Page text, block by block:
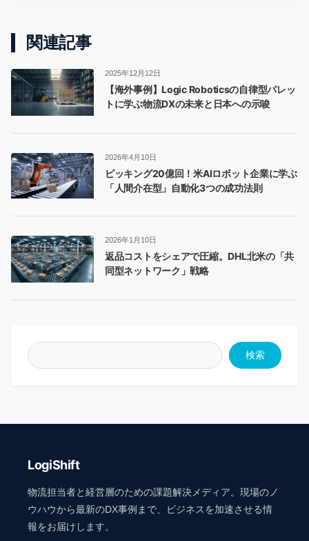
関連記事
2025年12月12日
【海外事例】Logic Roboticsの自律型パレッ
トに学ぶ物流DXの未来と日本への示唆
2026年4月10日
ピッキング20億回！米AIロボット企業に学ぶ
「人間介在型」自動化3つの成功法則
2026年1月10日
返品コストをシェアで圧縮。DHL北米の「共
同型ネットワーク」戦略
検索
LogiShift
物流担当者と経営層のための課題解決メディア。現場のノ
ウハウから最新のDX事例まで、ビジネスを加速させる情
報をお届けします。